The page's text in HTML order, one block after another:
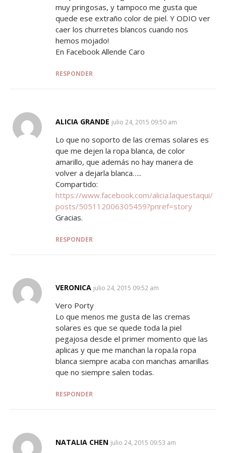
muy pringosas, y tampoco me gusta que
quede ese extraño color de piel. Y ODIO ver
caer los churretes blancos cuando nos
hemos mojado!
En Facebook Allende Caro
RESPONDER
ALICIA GRANDE SAYS:
julio 24, 2015 09:50 am
Lo que no soporto de las cremas solares es
que me dejen la ropa blanca, de color
amarillo, que además no hay manera de
volver a dejarla blanca…..
Compartido:
https://www.facebook.com/alicia.laquestaqui/
posts/505112006305459?pnref=story
Gracias.
RESPONDER
VERONICA SAYS:
julio 24, 2015 09:52 am
Vero Porty
Lo que menos me gusta de las cremas
solares es que se quede toda la piel
pegajosa desde el primer momento que las
aplicas y que me manchan la ropa.la ropa
blanca siempre acaba con manchas amarillas
que no siempre salen todas.
RESPONDER
NATALIA CHEN SAYS:
julio 24, 2015 09:53 am